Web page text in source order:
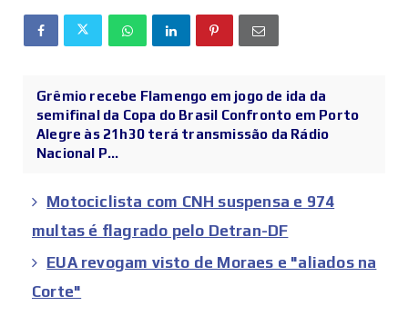
Grêmio recebe Flamengo em jogo de ida da
semifinal da Copa do Brasil Confronto em Porto
Alegre às 21h30 terá transmissão da Rádio
Nacional P...
Motociclista com CNH suspensa e 974
multas é flagrado pelo Detran-DF
EUA revogam visto de Moraes e "aliados na
Corte"